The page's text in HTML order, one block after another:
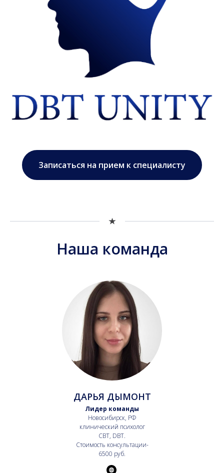
Записаться на прием к специалисту
Наша команда
ДАРЬЯ ДЫМОНТ
Лидер команды
Новосибирск, РФ
клинический психолог
CBT, DBT.
Стоимость консультации-
6500 руб.